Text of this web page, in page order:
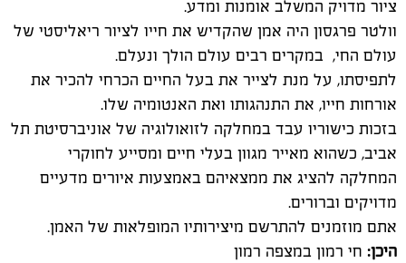
אורחות חייו, את התנהגותו ואת האנטומיה שלו.
בזכות כישוריו עבד במחלקה לזואולוגיה של אוניברסיטת תל
אביב, כשהוא מאייר מגוון בעלי חיים ומסייע לחוקרי
המחלקה להציג את ממצאיהם באמצעות איורים מדעיים
מדויקים וברורים.
אתם מוזמנים להתרשם מיצירותיו המופלאות של האמן.
היכן:חי רמון במצפה רמון
מתי:מדי יום, בשעות 08:00 – 16:00
ללא תשלום נוסף על דמי הכניסה לאתר, חינם למנויי מטמון.
בחשיפה ארוכה